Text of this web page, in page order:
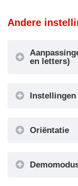
gong/zoemer
Andere
en letters)
Instellingen
Oriëntatie
Oriëntatie